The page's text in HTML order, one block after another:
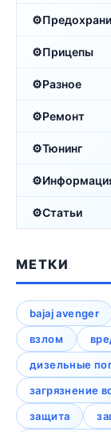
Прицепы
Разное
Ремонт
Тюнинг
Статьи
МЕТКИ
bajaj avenger
взлом
дизельные
загрязнение
защита